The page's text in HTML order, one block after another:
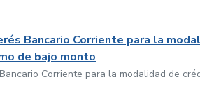
Bancario Corriente para la
de bajo monto
Corriente para la modalidad de